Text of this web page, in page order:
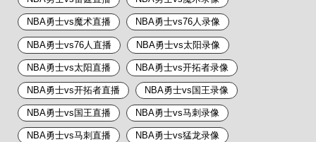
NBA勇士vs魔术直播 NBA勇士vs76人录像
NBA勇士vs76人直播 NBA勇士vs太阳录像
NBA勇士vs太阳直播 NBA勇士vs开拓者录像
NBA勇士vs开拓者直播 NBA勇士vs国王录像
NBA勇士vs国王直播 NBA勇士vs马刺录像
NBA勇士vs马刺直播 NBA勇士vs猛龙录像